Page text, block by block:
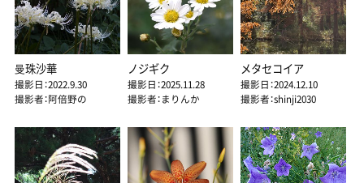
曼珠沙華
撮影日：2022.9.30
撮影者：阿倍野の
ノジギク
撮影日：2025.11.28
撮影者：まりんか
メタセコイア
撮影日：2024.12.10
撮影者：shinji2030